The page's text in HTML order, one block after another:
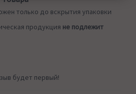
только до вскрытия упаковки
продукция не подлежит
будет первый!